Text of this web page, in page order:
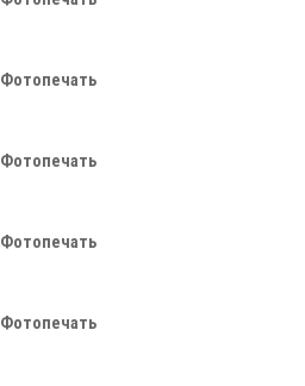
Фотопечать
Фотопечать
Фотопечать
Фотопечать